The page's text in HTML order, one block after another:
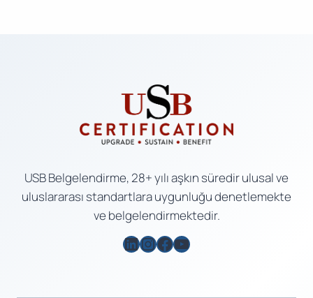
USB Belgelendirme, 28+ yılı aşkın süredir ulusal ve
uluslararası standartlara uygunluğu denetlemekte
ve belgelendirmektedir.
LinkedIn
Instagram
Facebook
YouTube